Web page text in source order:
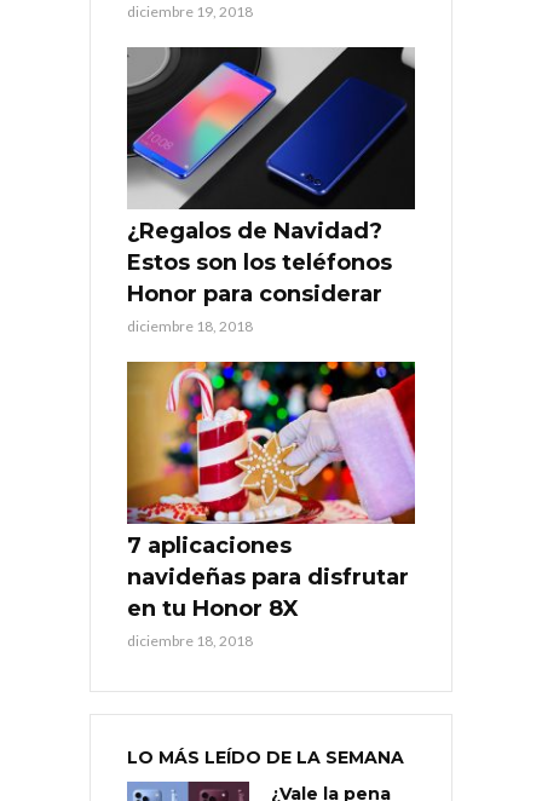
diciembre 19, 2018
¿Regalos de Navidad?
Estos son los teléfonos
Honor para considerar
diciembre 18, 2018
7 aplicaciones
navideñas para disfrutar
en tu Honor 8X
diciembre 18, 2018
LO MÁS LEÍDO DE LA SEMANA
¿Vale la pena